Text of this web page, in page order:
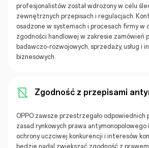
profesjonalistów został wdrożony w celu
zewnętrznych przepisach i regulacjach.
osadzone w systemach i procesach firmy w
zgodności handlowej w zakresie zamówień
badawczo-rozwojowych, sprzedaży, usług i
biznesowych.
Zgodność z przepisami
OPPO zawsze przestrzegało odpowiednich
zasad rynkowych prawa antymonopolowego
ochrony uczciwej konkurencji i interesów
będzie nadal zwiększać zgodność z